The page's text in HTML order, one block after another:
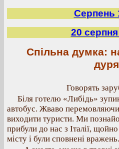
Серпень
20
Спільна думка:
Говорять
Біля готелю «Либідь»
автобус. Жваво
виходити туристи. Ми
прибули до нас з Італії,
місту і були сповнені вражень.